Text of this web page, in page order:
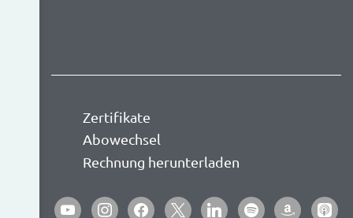
Zertifikate
Abowechsel
Rechnung herunterladen
youtubeinstagramfacebook
x linkedinspotifyamazonapple-